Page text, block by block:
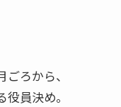
ろから、
員決め。